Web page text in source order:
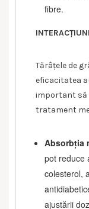
fibre.
Tărâțele de
eficacitatea
important să
tratament
Absorbția
pot reduce
colesterol,
ajustării